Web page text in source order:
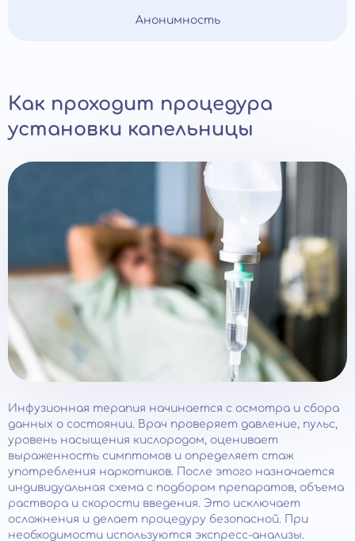
Анонимность
Как проходит процедура
установки капельницы
Инфузионная терапия начинается с осмотра и сбора
данных о состоянии. Врач проверяет давление, пульс,
уровень насыщения кислородом, оценивает
выраженность симптомов и определяет стаж
употребления наркотиков. После этого назначается
индивидуальная схема с подбором препаратов, объема
раствора и скорости введения. Это исключает
осложнения и делает процедуру безопасной. При
необходимости используются экспресс-анализы.